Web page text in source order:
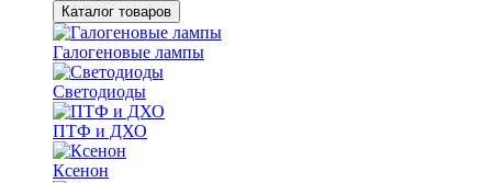
Каталог товаров
Галогеновые лампы
Светодиоды
ПТФ и ДХО
Ксенон